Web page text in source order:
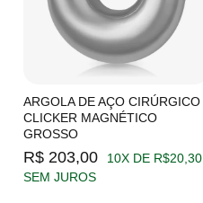
ARGOLA DE AÇO CIRÚRGICO
CLICKER MAGNÉTICO
GROSSO
R$ 203,00
10X DE R$20,30
SEM JUROS